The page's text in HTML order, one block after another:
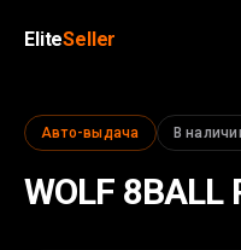
EliteSeller
Авто-выдача В
WOLF 8BALL